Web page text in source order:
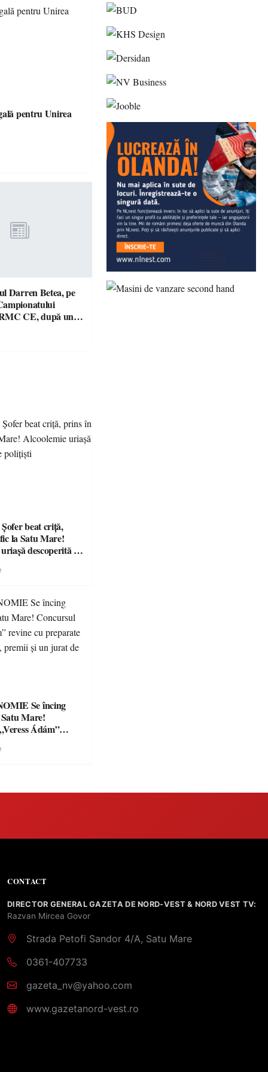
pentru Unirea
Darren Betea, pe
CE, după un
beat criță,
la Satu Mare!
descoperită de
Se încing
Mare!
Ádám”
premii și un jurat
CONTACT
DIRECTOR GENERAL GAZETA DE NORD-VEST & NORD VEST TV:
Razvan Mircea Govor
Strada Petofi Sandor 4/A, Satu Mare
0361-407733
gazeta_nv@yahoo.com
www.gazetanord-vest.ro